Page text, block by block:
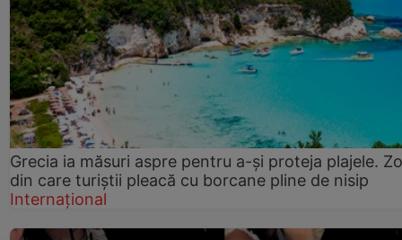
Grecia ia măsuri aspre pentru a-și proteja plajele.
din care turiștii pleacă cu borcane pline de nisip
Internațional